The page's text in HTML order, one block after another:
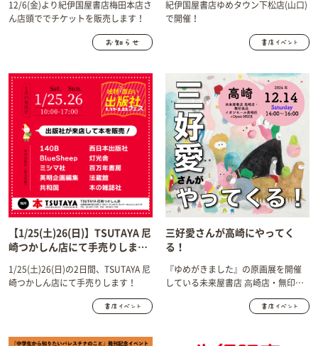
ークイベント@梅田
12/6(金)より紀伊国屋書店梅田本店さ
ん店頭ででチケットを販売します！
紀伊国屋書店ゆめタウン下松店(山口)
で開催！
【1/25(土)26(日)】TSUTAYA 尼
崎つかしん店にて手売りしま
1/25(土)26(日)の2日間、TSUTAYA 尼
崎つかしん店にて手売りします！
三好愛さんが高崎にやってく
る！
『ゆめがきました』の原画展を開催
している未来屋書店 ⾼崎店・無印良
に、三好愛さんがやってきます！